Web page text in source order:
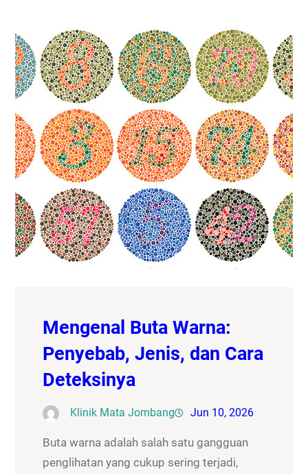
Mengenal Buta Warna:
Penyebab, Jenis, dan Cara
Deteksinya
Klinik Mata Jombang Jun 10, 2026
Buta warna adalah salah satu gangguan
penglihatan yang cukup sering terjadi,